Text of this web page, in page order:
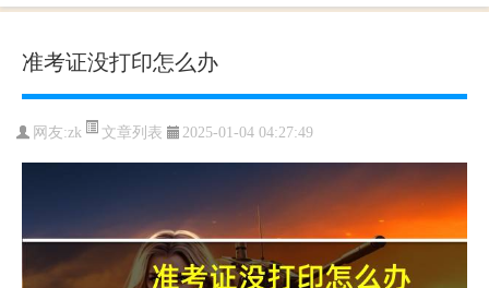
准考证没打印怎么办
网友:zk 文章列表 2025-01-04 04:27:49